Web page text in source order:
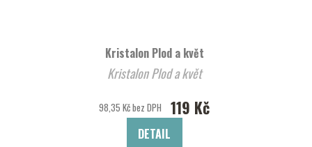
Kristalon Plod a květ
Kristalon Plod a květ
98,35 Kč bez DPH 119 Kč
DETAIL